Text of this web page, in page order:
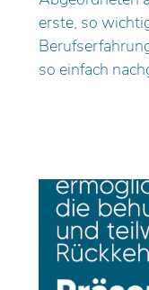
erste, so
so einfach